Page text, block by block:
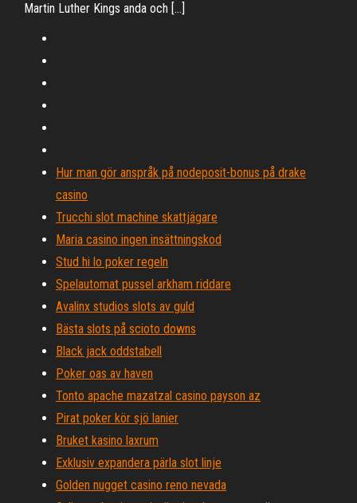
Martin Luther Kings anda och […]
Hur man gör anspråk på nodeposit-bonus på drake
casino
Trucchi slot machine skattjägare
Maria casino ingen insättningskod
Stud hi lo poker regeln
Spelautomat pussel arkham riddare
Avalinx studios slots av guld
Bästa slots på scioto downs
Black jack oddstabell
Poker oas av haven
Tonto apache mazatzal casino payson az
Pirat poker kör sjö lanier
Bruket kasino laxrum
Exklusiv expandera pärla slot linje
Golden nugget casino reno nevada